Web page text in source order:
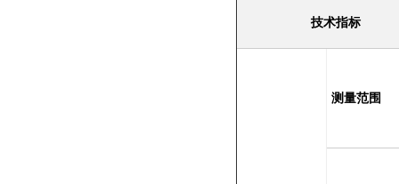
技术指标
测量范围